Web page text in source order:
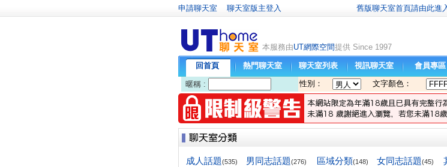
申請聊天室 聊天室版主登入 舊版聊天室首頁請由此進
本服務由UT網際空間提供 Since 1997
回首頁 熱門聊天室 聊天室列表 視訊聊天室 會員專區
暱稱 : 性別： 文字顏色：
成人話題(535) 男同志話題(276) 區域分類(148) 女同志話題(45)